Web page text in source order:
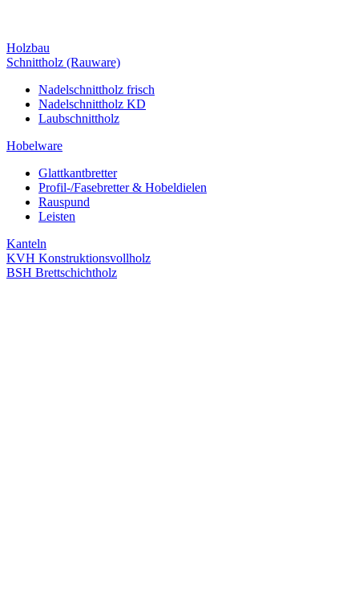
Holzbau
Schnittholz (Rauware)
Nadelschnittholz frisch
Nadelschnittholz KD
Laubschnittholz
Hobelware
Glattkantbretter
Profil-/Fasebretter & Hobeldielen
Rauspund
Leisten
Kanteln
KVH Konstruktionsvollholz
BSH Brettschichtholz